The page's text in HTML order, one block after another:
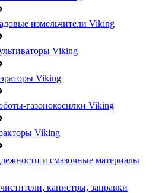
измельчители Viking
Viking
Viking
газонокосилки Viking
Viking
и смазочные материалы
канистры, заправки